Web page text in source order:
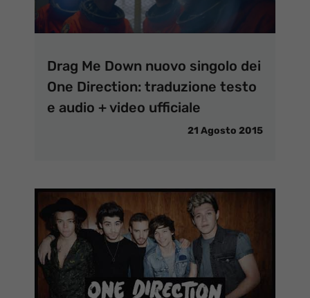
Drag Me Down nuovo singolo dei
One Direction: traduzione testo
e audio + video ufficiale
21 Agosto 2015